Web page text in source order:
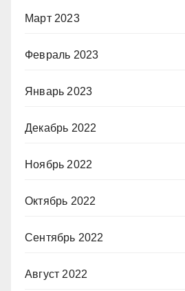
Март 2023
Февраль 2023
Январь 2023
Декабрь 2022
Ноябрь 2022
Октябрь 2022
Сентябрь 2022
Август 2022